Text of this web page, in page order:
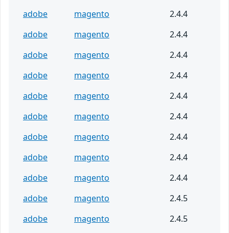
adobe
magento
2.4.4
adobe
magento
2.4.4
adobe
magento
2.4.4
adobe
magento
2.4.4
adobe
magento
2.4.4
adobe
magento
2.4.4
adobe
magento
2.4.4
adobe
magento
2.4.4
adobe
magento
2.4.4
adobe
magento
2.4.5
adobe
magento
2.4.5